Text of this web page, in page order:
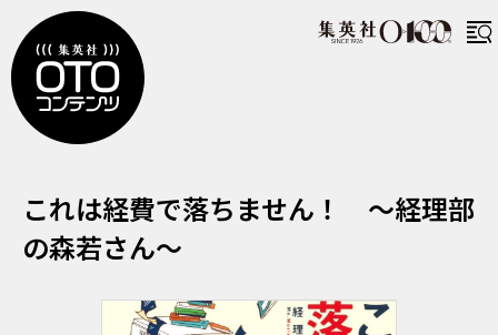
これはけいひでおちません けいりぶの
これは経費で落ちません！ ～経理部
の森若さん～